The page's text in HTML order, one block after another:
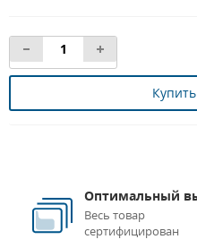
Оптимальный
Весь товар
сертифицирован